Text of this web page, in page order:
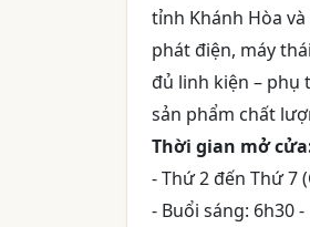
tỉnh Khánh Hòa
phát điện, máy
đủ linh kiện – phụ
sản phẩm chất
Thời gian mở
- Thứ 2 đến Thứ 7
- Buổi sáng: 6h30 -